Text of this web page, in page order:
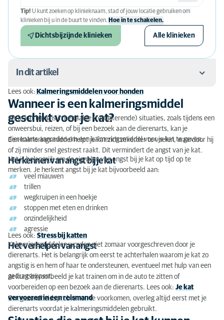
Tip! U kunt zoeken op klinieknaam, stad of jouw locatie gebruiken om
klinieken bij u in de buurt te vinden. Hoe in te schakelen.
Dichtsbijzijnde klinieken Alle klinieken
In dit artikel
Wanneer is een kalmeringsmiddel geschikt voor je
kat?
Situaties die angst bij je kat kunnen veroorzaken
Wees voorzichtig met het gebruik van middelen bij
gezondheidsproblemen
Soorten kalmeringsmiddelen die je dierenarts voor
je kat kan voorschrijven
Kalmeringsmiddelen die niet meer worden
voorgeschreven
Dosering van kalmeringsmiddelen
Gedragstherapie: angst bij je kat voorkomen
Wat kosten kalmeringsmiddelen voor katten?
Vragen en advies
Lees ook: Kalmeringsmiddelen voor honden
Wanneer is een kalmeringsmiddel
geschikt voor je kat?
Als je kat bang is in bepaalde (terugkerende) situaties, zoals tijdens een
onweersbui, reizen, of bij een bezoek aan de dierenarts, kan je
dierenarts aanraden om een kalmeringsmiddel voor je kat te geven.
Een kalmeringsmiddel helpt je kat zich zekerder te voelen, waardoor hij
of zij minder snel gestrest raakt. Dit vermindert de angst van je kat.
Herkennen van angst bij je kat
Het is belangrijk om de signalen van angst bij je kat op tijd op te
merken. Je herkent angst bij je kat bijvoorbeeld aan:
veel miauwen
trillen
wegkruipen in een hoekje
stoppen met eten en drinken
onzindelijkheid
agressie
Lees ook: Stress bij katten
Het verhelpen van angst
Kalmeringsmiddelen worden niet zomaar voorgeschreven door je
dierenarts. Het is belangrijk om eerst te achterhalen waarom je kat zo
angstig is en hem of haar te ondersteunen, eventueel met hulp van een
gedragsexpert.
Je kunt bijvoorbeeld je kat trainen om in de auto te zitten of
voorbereiden op een bezoek aan de dierenarts. Lees ook: Je kat
vervoeren in een reismand
Om gezondheidsproblemen te voorkomen, overleg altijd eerst met je
dierenarts voordat je kalmeringsmiddelen gebruikt.